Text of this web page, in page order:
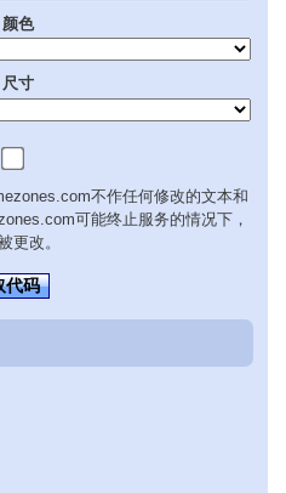
颜色
尺寸
不作任何修改的文本和
可能终止服务的情况下，
更改。
代码